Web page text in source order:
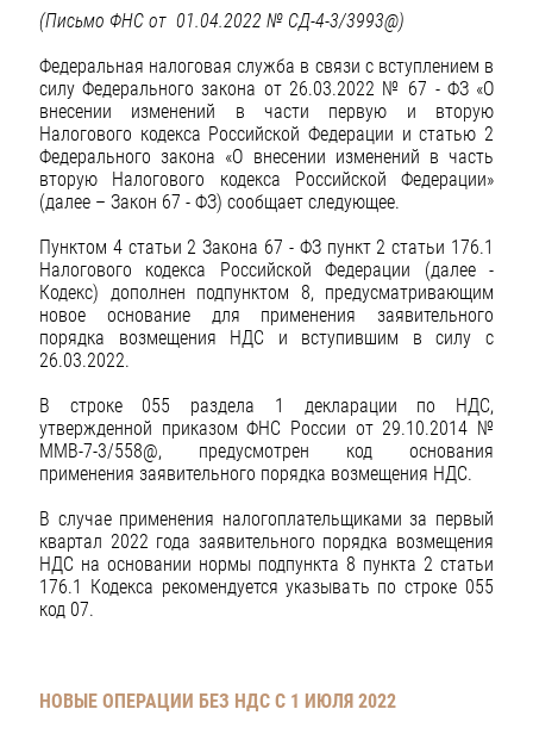
(Письмо ФНС от 01.04.2022 № СД-4-3/3993@)
Федеральная налоговая служба в связи с вступлением в
силу Федерального закона от 26.03.2022 № 67 - ФЗ «О
внесении изменений в части первую и вторую
Налогового кодекса Российской Федерации и статью 2
Федерального закона «О внесении изменений в часть
вторую Налогового кодекса Российской Федерации»
(далее – Закон 67 - ФЗ) сообщает следующее.
Пунктом 4 статьи 2 Закона 67 - ФЗ пункт 2 статьи 176.1
Налогового кодекса Российской Федерации (далее -
Кодекс) дополнен подпунктом 8, предусматривающим
новое основание для применения заявительного
порядка возмещения НДС и вступившим в силу с
26.03.2022.
В строке 055 раздела 1 декларации по НДС,
утвержденной приказом ФНС России от 29.10.2014 №
ММВ-7-3/558@, предусмотрен код основания
применения заявительного порядка возмещения НДС.
В случае применения налогоплательщиками за первый
квартал 2022 года заявительного порядка возмещения
НДС на основании нормы подпункта 8 пункта 2 статьи
176.1 Кодекса рекомендуется указывать по строке 055
код 07.
НОВЫЕ ОПЕРАЦИИ БЕЗ НДС С 1 ИЮЛЯ 2022